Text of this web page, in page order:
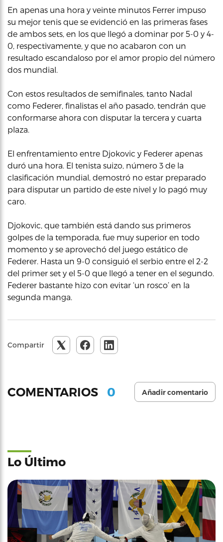
En apenas una hora y veinte minutos Ferrer impuso
su mejor tenis que se evidenció en las primeras fases
de ambos sets, en los que llegó a dominar por 5-0 y 4-
0, respectivamente, y que no acabaron con un
resultado escandaloso por el amor propio del número
dos mundial.
Con estos resultados de semifinales, tanto Nadal
como Federer, finalistas el año pasado, tendrán que
conformarse ahora con disputar la tercera y cuarta
plaza.
El enfrentamiento entre Djokovic y Federer apenas
duró una hora. El tenista suizo, número 3 de la
clasificación mundial, demostró no estar preparado
para disputar un partido de este nivel y lo pagó muy
caro.
Djokovic, que también está dando sus primeros
golpes de la temporada, fue muy superior en todo
momento y se aprovechó del juego estático de
Federer. Hasta un 9-0 consiguió el serbio entre el 2-2
del primer set y el 5-0 que llegó a tener en el segundo.
Federer bastante hizo con evitar ‘un rosco’ en la
segunda manga.
Compartir
COMENTARIOS 0 Añadir comentario
Lo Último